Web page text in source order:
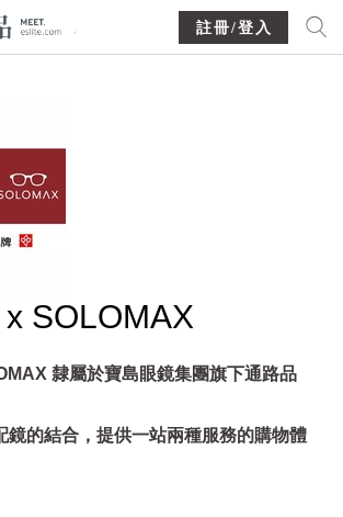
註冊/登入
SOLOMAX
隸屬於寶島眼鏡集團旗下通路品
鏡的結合，提供一站兩種服務的購物體